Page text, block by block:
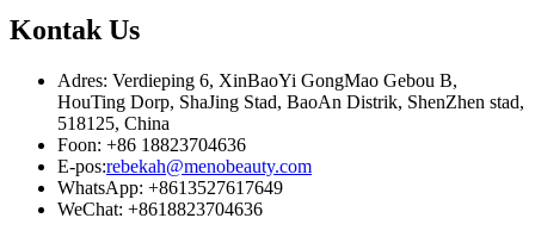
Kontak Us
Adres: Verdieping 6, XinBaoYi GongMao Gebou B,
HouTing Dorp, ShaJing Stad, BaoAn Distrik, ShenZhen stad,
518125, China
Foon: +86 18823704636
E-pos:rebekah@menobeauty.com
WhatsApp: +8613527617649
WeChat: +8618823704636